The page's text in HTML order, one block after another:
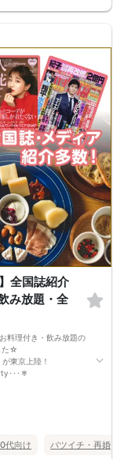
せん！お一人様参加
！が東京上陸！》
、こだわりのフード
もご用意♪
全国誌紹介
み放題・全
料理付き・飲み放題の
た☆
東京上陸！
･･･＊
後まで徹底的にサポ
婚式の二次会の有名
代向け バツイチ・再婚